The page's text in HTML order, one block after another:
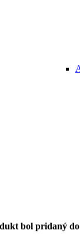
bol pridaný